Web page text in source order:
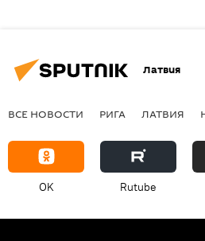
Латвия
ВСЕ НОВОСТИ РИГА ЛАТВИЯ
OK Rutube